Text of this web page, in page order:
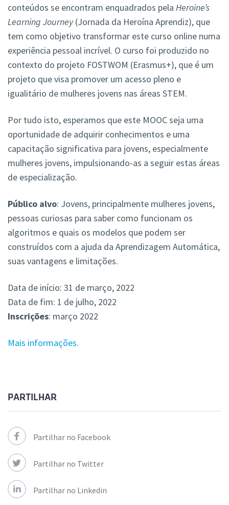
conteúdos se encontram enquadrados pela Heroine’s
Learning Journey(Jornada da Heroína Aprendiz), que
tem como objetivo transformar este curso online numa
experiência pessoal incrível. O curso foi produzido no
contexto do projeto FOSTWOM (Erasmus+), que é um
projeto que visa promover um acesso pleno e
igualitário de mulheres jovens nas áreas STEM.
Por tudo isto, esperamos que este MOOC seja uma
oportunidade de adquirir conhecimentos e uma
capacitação significativa para jovens, especialmente
mulheres jovens, impulsionando-as a seguir estas áreas
de especialização.
Público alvo: Jovens, principalmente mulheres jovens,
pessoas curiosas para saber como funcionam os
algoritmos e quais os modelos que podem ser
construídos com a ajuda da Aprendizagem Automática,
suas vantagens e limitações.
Data de início: 31 de março, 2022
Data de fim: 1 de julho, 2022
Inscrições: março 2022
Mais informações.
PARTILHAR
Partilhar no Facebook
Partilhar no Twitter
Partilhar no Linkedin